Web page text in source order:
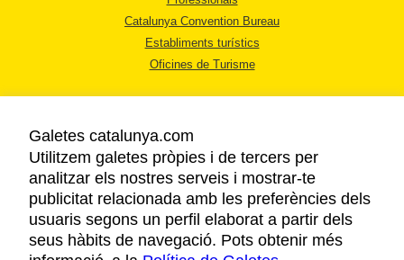
Catalunya Convention Bureau
Establiments turístics
Oficines de Turisme
AVÍS LEGAL
POLÍTICA DE PRIVACITAT
COOKIES
Galetes catalunya.com
Utilitzem galetes pròpies i de tercers per
analitzar els nostres serveis i mostrar-te
publicitat relacionada amb les preferències dels
usuaris segons un perfil elaborat a partir dels
seus hàbits de navegació. Pots obtenir més